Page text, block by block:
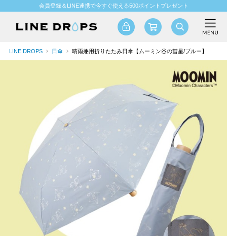
会員登録＆LINE連携で今すぐ使える500ポイントプレゼント
LINE DROPS 日傘 晴雨兼用折りたたみ日傘【ムーミン谷の彗星/ブルー】